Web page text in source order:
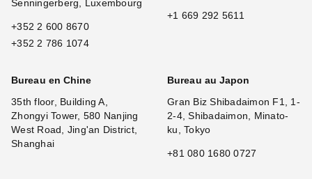
Senningerberg, Luxembourg
+352 2 600 8670
+352 2 786 1074
+1 669 292 5611
Bureau en Chine
35th floor, Building A,
Zhongyi Tower, 580 Nanjing
West Road, Jing'an District,
Shanghai
Bureau au Japon
Gran Biz Shibadaimon F1, 1-
2-4, Shibadaimon, Minato-
ku, Tokyo
+81 080 1680 0727